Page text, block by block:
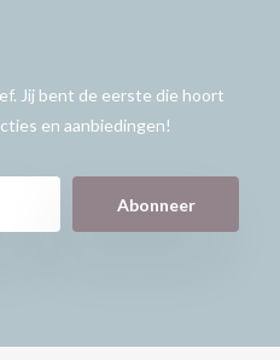
Jij bent de eerste die hoort
en aanbiedingen!
Abonneer